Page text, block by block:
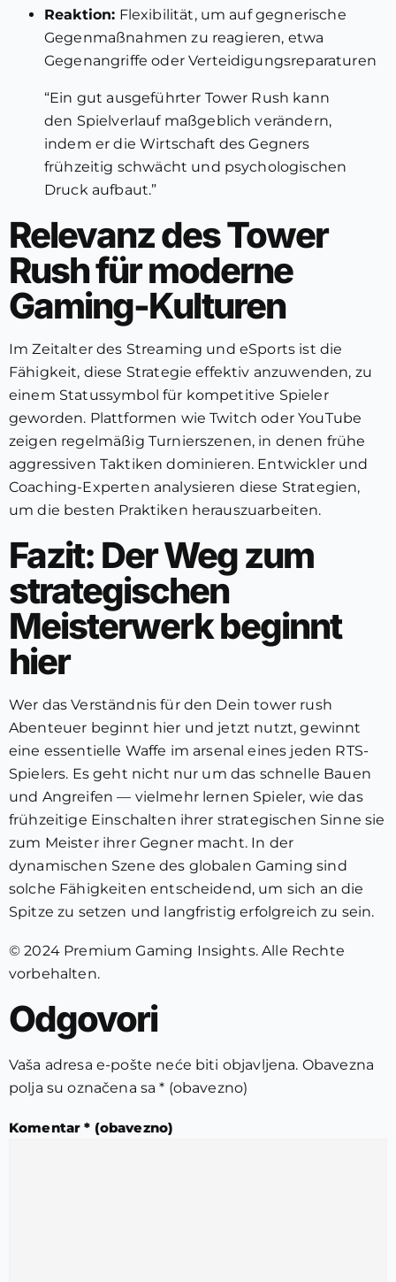
Reaktion: Flexibilität, um auf gegnerische
Gegenmaßnahmen zu reagieren, etwa
Gegenangriffe oder Verteidigungsreparaturen
“Ein gut ausgeführter Tower Rush kann
den Spielverlauf maßgeblich verändern,
indem er die Wirtschaft des Gegners
frühzeitig schwächt und psychologischen
Druck aufbaut.”
Relevanz des Tower
Rush für moderne
Gaming-Kulturen
Im Zeitalter des Streaming und eSports ist die
Fähigkeit, diese Strategie effektiv anzuwenden, zu
einem Statussymbol für kompetitive Spieler
geworden. Plattformen wie Twitch oder YouTube
zeigen regelmäßig Turnierszenen, in denen frühe
aggressiven Taktiken dominieren. Entwickler und
Coaching-Experten analysieren diese Strategien,
um die besten Praktiken herauszuarbeiten.
Fazit: Der Weg zum
strategischen
Meisterwerk beginnt
hier
Wer das Verständnis für den Dein tower rush
Abenteuer beginnt hier und jetzt nutzt, gewinnt
eine essentielle Waffe im arsenal eines jeden RTS-
Spielers. Es geht nicht nur um das schnelle Bauen
und Angreifen — vielmehr lernen Spieler, wie das
frühzeitige Einschalten ihrer strategischen Sinne sie
zum Meister ihrer Gegner macht. In der
dynamischen Szene des globalen Gaming sind
solche Fähigkeiten entscheidend, um sich an die
Spitze zu setzen und langfristig erfolgreich zu sein.
© 2024 Premium Gaming Insights. Alle Rechte
vorbehalten.
Odgovori
Vaša adresa e-pošte neće biti objavljena. Obavezna
polja su označena sa* (obavezno)
Komentar* (obavezno)